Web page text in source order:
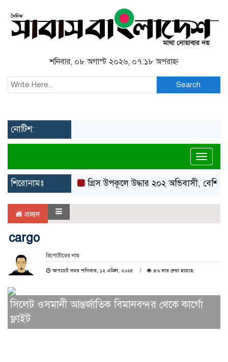
শনিবার, ০৮ অগাস্ট ২০২৬, ০৭:১৮ অপরাহ্ন
Search
নোটিশ:
শিরোনামঃ গ্রিস উপকূলে উদ্ধার ২০২ অভিবাসী,
প্রচ্ছদ
cargo
রিপোর্টারের নাম
আপডেট সময় শনিবার, ১২ এপ্রিল, ২০২৫ ৪৬ বার দেখা হয়েছে
সিলেট ওসমানী আন্তর্জাতিক বিমানবন্দর থেকে কার্গো
ফ্লাইট